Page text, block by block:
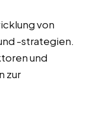
von
-strategien.
und
zur